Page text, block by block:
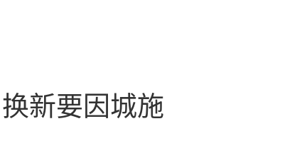
新要因城施